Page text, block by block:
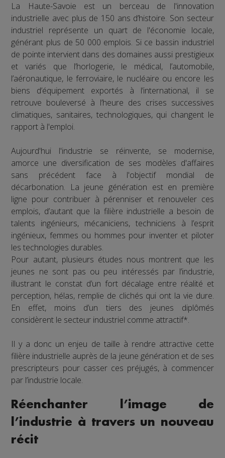
La Haute-Savoie est un berceau de l'innovation
industrielle avec plus de 150 ans d’histoire. Son secteur
industriel représente un quart de l'économie locale,
générant plus de 50 000 emplois. Si ce bassin industriel
de pointe intervient dans des domaines aussi prestigieux
et variés que l’horlogerie, le médical, l’automobile,
l’aéronautique, le ferroviaire, le nucléaire ou encore les
biens d’équipement exportés à l’international, il se
retrouve bouleversé à l’heure des crises successives
climatiques, sanitaires, technologiques, qui changent le
rapport à l'emploi.
Aujourd'hui l'industrie se réinvente, se modernise,
amorce une diversification de ses modèles d'affaires
sans précédent face à l'objectif mondial de
décarbonation. La jeune génération est en première
ligne pour contribuer à pérenniser et renouveler ces
emplois, d’autant que la filière industrielle a besoin de
talents ingénieurs, mécaniciens, techniciens à l’esprit
ingénieux, femmes ou hommes pour inventer et piloter
les technologies durables.
Pour autant, plusieurs études nous montrent que les
jeunes ne sont pas ou peu intéressés par l’industrie,
illustrant le constat d’un fort décalage entre réalité et
perception, hélas, remplie de clichés qui ont la vie dure.
En effet, moins d’un tiers des jeunes diplômés
considèrent le secteur industriel comme attractif*.
Il y a donc un enjeu de taille à rendre attractive cette
filière industrielle auprès de la jeune génération et de ses
prescripteurs pour casser ces préjugés, à commencer
par l’industrie locale.
Réenchanter l’image de
l’industrie à travers un nouveau
récit